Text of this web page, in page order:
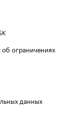
ограничениях
данных